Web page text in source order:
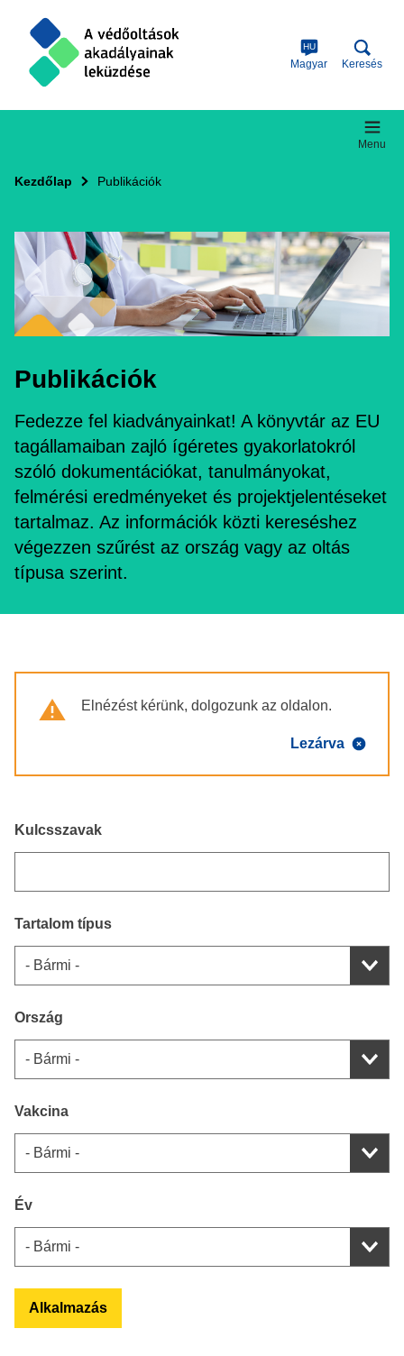
content
HU
Magyar Keresés
Menu
Kezdőlap Publikációk
Publikációk
Fedezze fel kiadványainkat! A könyvtár az EU
tagállamaiban zajló ígéretes gyakorlatokról
szóló dokumentációkat, tanulmányokat,
felmérési eredményeket és projektjelentéseket
tartalmaz. Az információk közti kereséshez
végezzen szűrést az ország vagy az oltás
típusa szerint.
Lezárva
Warning
Elnézést kérünk, dolgozunk az oldalon.
Kulcsszavak
Tartalom típus
Ország
Vakcina
Év
Alkalmazás